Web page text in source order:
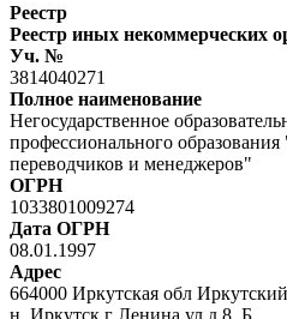
Реестр
Реестр иных некоммерческих
Уч. №
3814040271
Полное наименование
Негосударственное
профессионального
переводчиков и менеджеров"
ОГРН
1033801009274
Дата ОГРН
08.01.1997
Адрес
664000 Иркутская обл
н Иркутск г Ленина ул д.8 Б